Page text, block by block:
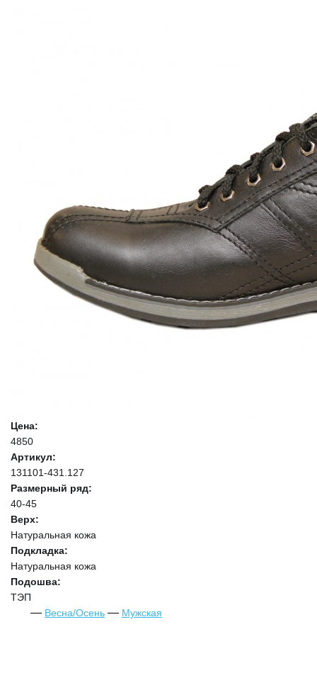
Цена:
4850
Артикул:
131101-431.127
Размерный ряд:
40-45
Верх:
Натуральная кожа
Подкладка:
Натуральная кожа
Подошва:
ТЭП
Весна/Осень
Мужская